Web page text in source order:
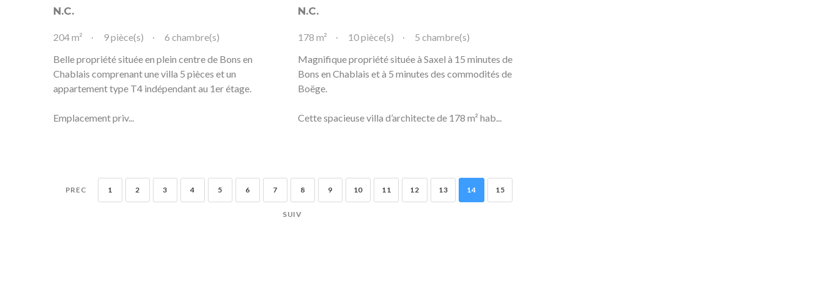
N.C.
204 m² 9 pièce(s)
6 chambre(s)
Belle propriété située en plein centre de Bons en
Chablais comprenant une villa 5 pièces et un
appartement type T4 indépendant au 1er étage.
Emplacement priv...
N.C.
178 m² 10 pièce(s)
5 chambre(s)
Magnifique propriété située à Saxel à 15 minutes de
Bons en Chablais et à 5 minutes des commodités de
Boëge.
Cette spacieuse villa d’architecte de 178 m² hab...
PREC 1 2 3 4 5 6 7 8 9 10 11 12 13 14 15
SUIV